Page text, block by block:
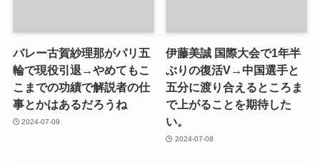
バレー古賀紗理那がパリ五
輪で現役引退→やめてもこ
こまでの功績で解説者の仕
事とかはあるだろうね
2024-07-09
伊藤美誠 国際大会で1年半
ぶりの復活V→中国選手と
五分に渡り合えるところま
で上がることを期待した
い。
2024-07-08